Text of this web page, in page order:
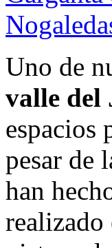
Uno de
valle del
espacios
pesar de
han
realizado